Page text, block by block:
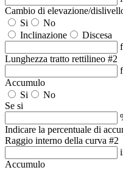
Cambio di elevazione/
Si
No
Inclinazione
Discesa
Lunghezza tratto rettilineo #2
Accumulo
Si
No
Se si
Indicare la percentuale di
Raggio interno della curva #2
Accumulo